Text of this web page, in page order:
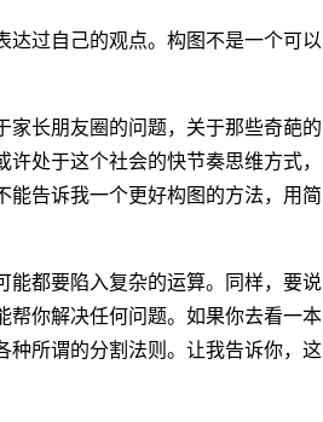
过自己的观点。构图不是一个可以
长朋友圈的问题，关于那些奇葩的
处于这个社会的快节奏思维方式，
能告诉我一个更好构图的方法，用简
能都要陷入复杂的运算。同样，要说
帮你解决任何问题。如果你去看一本
种所谓的分割法则。让我告诉你，这